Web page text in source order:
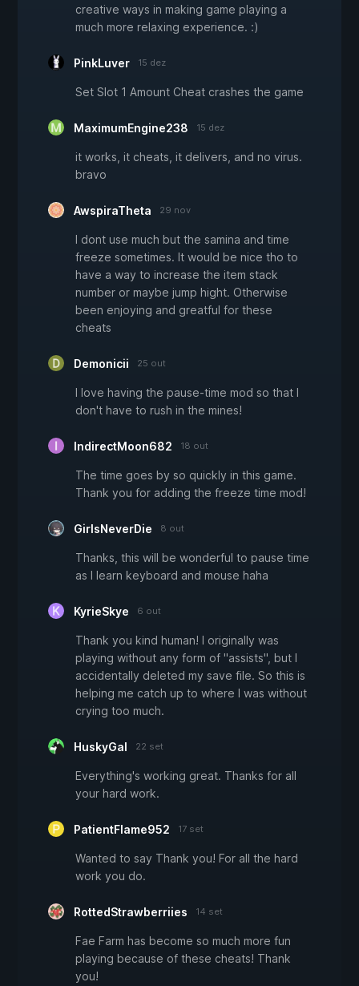
creative ways in making game playing a
much more relaxing experience. :)
PinkLuver 15 dez
Set Slot 1 Amount Cheat crashes the game
MaximumEngine238 15 dez
it works, it cheats, it delivers, and no virus.
bravo
AwspiraTheta 29 nov
I dont use much but the samina and time
freeze sometimes. It would be nice tho to
have a way to increase the item stack
number or maybe jump hight. Otherwise
been enjoying and greatful for these
cheats
Demonicii 25 out
I love having the pause-time mod so that I
don't have to rush in the mines!
IndirectMoon682 18 out
The time goes by so quickly in this game.
Thank you for adding the freeze time mod!
GirlsNeverDie 8 out
Thanks, this will be wonderful to pause time
as I learn keyboard and mouse haha
KyrieSkye 6 out
Thank you kind human! I originally was
playing without any form of "assists", but I
accidentally deleted my save file. So this is
helping me catch up to where I was without
crying too much.
HuskyGal 22 set
Everything's working great. Thanks for all
your hard work.
PatientFlame952 17 set
Wanted to say Thank you! For all the hard
work you do.
RottedStrawberriies 14 set
Fae Farm has become so much more fun
playing because of these cheats! Thank
you!